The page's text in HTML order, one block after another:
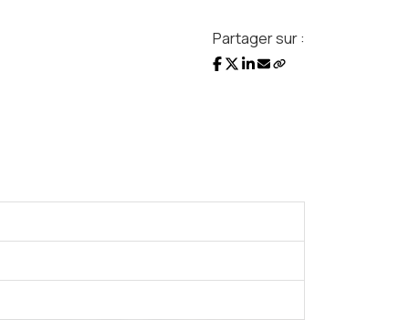
Partager sur :